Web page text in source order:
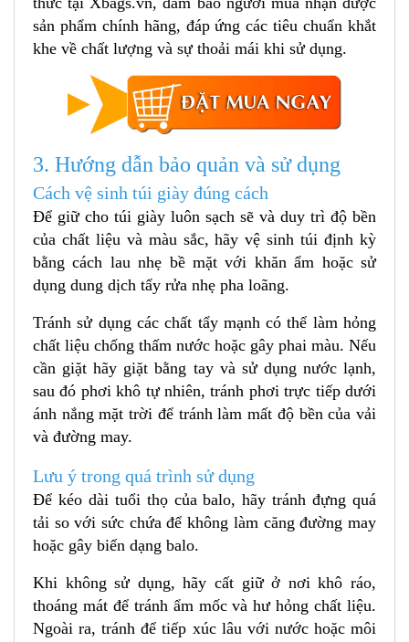
sản phẩm chính hãng, đáp ứng các tiêu chuẩn khắt
khe về chất lượng và sự thoải mái khi sử dụng.
3. Hướng dẫn bảo quản và sử dụng
Cách vệ sinh túi giày đúng cách
Để giữ cho túi giày luôn sạch sẽ và duy trì độ bền
của chất liệu và màu sắc, hãy vệ sinh túi định kỳ
bằng cách lau nhẹ bề mặt với khăn ẩm hoặc sử
dụng dung dịch tẩy rửa nhẹ pha loãng.
Tránh sử dụng các chất tẩy mạnh có thể làm hỏng
chất liệu chống thấm nước hoặc gây phai màu. Nếu
cần giặt hãy giặt bằng tay và sử dụng nước lạnh,
sau đó phơi khô tự nhiên, tránh phơi trực tiếp dưới
ánh nắng mặt trời để tránh làm mất độ bền của vải
và đường may.
Lưu ý trong quá trình sử dụng
Để kéo dài tuổi thọ của balo, hãy tránh đựng quá
tải so với sức chứa để không làm căng đường may
hoặc gây biến dạng balo.
Khi không sử dụng, hãy cất giữ ở nơi khô ráo,
thoáng mát để tránh ẩm mốc và hư hỏng chất liệu.
Ngoài ra, tránh để tiếp xúc lâu với nước hoặc môi